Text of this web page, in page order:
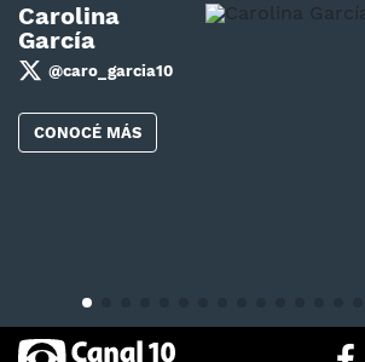
Carolina
García
@caro_garcia10
CONOCÉ MÁS